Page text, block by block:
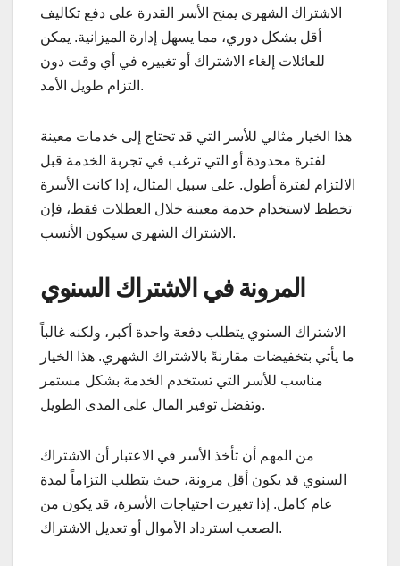
الاشتراك الشهري يمنح الأسر القدرة على دفع تكاليف
أقل بشكل دوري، مما يسهل إدارة الميزانية. يمكن
للعائلات إلغاء الاشتراك أو تغييره في أي وقت دون
التزام طويل الأمد.
هذا الخيار مثالي للأسر التي قد تحتاج إلى خدمات معينة
لفترة محدودة أو التي ترغب في تجربة الخدمة قبل
الالتزام لفترة أطول. على سبيل المثال، إذا كانت الأسرة
تخطط لاستخدام خدمة معينة خلال العطلات فقط، فإن
الاشتراك الشهري سيكون الأنسب.
المرونة في الاشتراك السنوي
الاشتراك السنوي يتطلب دفعة واحدة أكبر، ولكنه غالباً
ما يأتي بتخفيضات مقارنةً بالاشتراك الشهري. هذا الخيار
مناسب للأسر التي تستخدم الخدمة بشكل مستمر
وتفضل توفير المال على المدى الطويل.
من المهم أن تأخذ الأسر في الاعتبار أن الاشتراك
السنوي قد يكون أقل مرونة، حيث يتطلب التزاماً لمدة
عام كامل. إذا تغيرت احتياجات الأسرة، قد يكون من
الصعب استرداد الأموال أو تعديل الاشتراك.